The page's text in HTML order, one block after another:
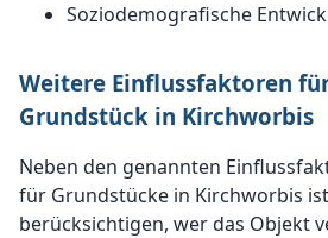
Soziodemografische
Weitere Einflussfaktoren
Grundstück in Kirchworbis
Neben den genannten
für Grundstücke in Kirchworbis
berücksichtigen, wer das Objekt